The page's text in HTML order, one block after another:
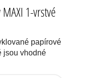
1-vrstvé
papírové
jsou vhodné